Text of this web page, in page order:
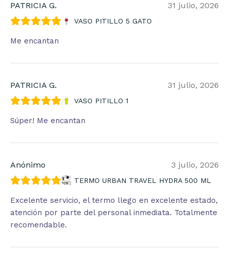
PATRICIA G. 31 julio, 2026
VASO PITILLO 5 GATO
Me encantan
PATRICIA G. 31 julio, 2026
VASO PITILLO 1
Súper! Me encantan
Anónimo 3 julio, 2026
TERMO URBAN TRAVEL HYDRA 500 ML
Excelente servicio, el termo llego en excelente estado,
atención por parte del personal inmediata. Totalmente
recomendable.